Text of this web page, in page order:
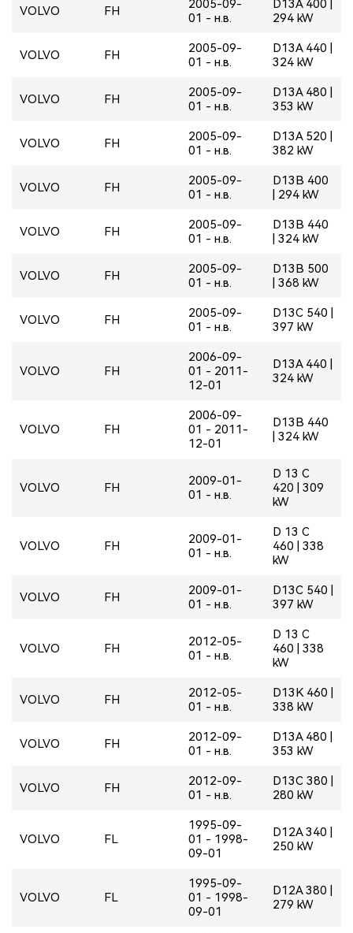
VOLVO FH
2005-09-
01 - н.в.
D13A 400 |
294 kW
VOLVO FH
2005-09-
01 - н.в.
D13A 440 |
324 kW
VOLVO FH
2005-09-
01 - н.в.
D13A 480 |
353 kW
VOLVO FH
2005-09-
01 - н.в.
D13A 520 |
382 kW
VOLVO FH
2005-09-
01 - н.в.
D13B 400
| 294 kW
VOLVO FH
2005-09-
01 - н.в.
D13B 440
| 324 kW
VOLVO FH
2005-09-
01 - н.в.
D13B 500
| 368 kW
VOLVO FH
2005-09-
01 - н.в.
D13C 540 |
397 kW
VOLVO FH
2006-09-
01 - 2011-
12-01
D13A 440 |
324 kW
VOLVO FH
2006-09-
01 - 2011-
12-01
D13B 440
| 324 kW
VOLVO FH
2009-01-
01 - н.в.
D 13 C
420 | 309
kW
VOLVO FH
2009-01-
01 - н.в.
D 13 C
460 | 338
kW
VOLVO FH
2009-01-
01 - н.в.
D13C 540 |
397 kW
VOLVO FH
2012-05-
01 - н.в.
D 13 C
460 | 338
kW
VOLVO FH
2012-05-
01 - н.в.
D13K 460 |
338 kW
VOLVO FH
2012-09-
01 - н.в.
D13A 480 |
353 kW
VOLVO FH
2012-09-
01 - н.в.
D13C 380 |
280 kW
VOLVO FL
1995-09-
01 - 1998-
09-01
D12A 340 |
250 kW
VOLVO FL
1995-09-
01 - 1998-
09-01
D12A 380 |
279 kW